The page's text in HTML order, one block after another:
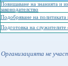
Повишаване на знанията и
законодателство
Подобряване на
Подготовка на служителите
Организацията не